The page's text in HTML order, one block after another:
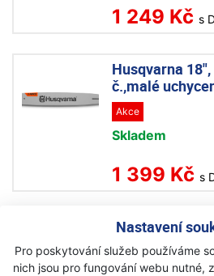
Nastavení
Pro poskytování služeb používáme
nich jsou pro fungování webu nutné,
1 249 Kč s
Husqvarna
č.,malé
Akce
Skladem
1 399 Kč s
Husqvarna 20",
malé uchycení
Akce